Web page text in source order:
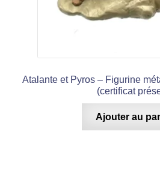
Atalante et Pyros – Figurine
(certificat
Ajouter au